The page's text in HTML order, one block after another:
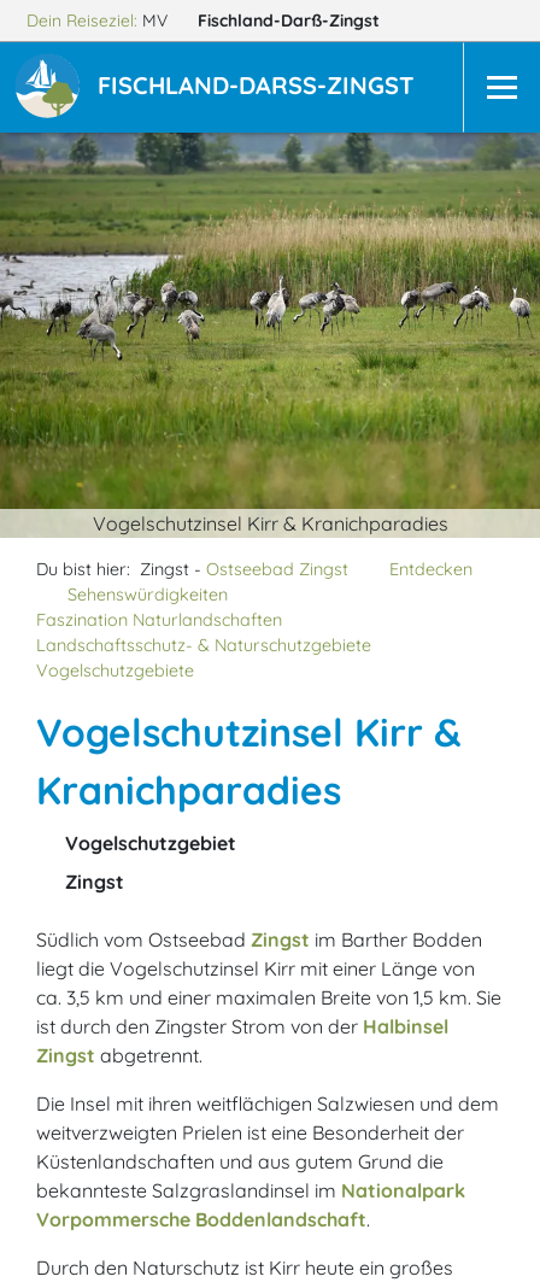
Dein Reiseziel: MV Fischland-Darß-Zingst
FISCHLAND-DARSS-ZINGST
Vogelschutzinsel Kirr & Kranichparadies
Du bist hier: Zingst - Ostseebad Zingst
Entdecken
Sehenswürdigkeiten
Faszination Naturlandschaften
Landschaftsschutz- & Naturschutzgebiete
Vogelschutzgebiete
Vogelschutzinsel Kirr &
Kranichparadies
Vogelschutzgebiet
Zingst
Südlich vom Ostseebad Zingst im Barther Bodden
liegt die Vogelschutzinsel Kirr mit einer Länge von
ca. 3,5 km und einer maximalen Breite von 1,5 km. Sie
ist durch den Zingster Strom von der Halbinsel
Zingst abgetrennt.
Die Insel mit ihren weitflächigen Salzwiesen und dem
weitverzweigten Prielen ist eine Besonderheit der
Küstenlandschaften und aus gutem Grund die
bekannteste Salzgraslandinsel im Nationalpark
Vorpommersche Boddenlandschaft.
Durch den Naturschutz ist Kirr heute ein großes